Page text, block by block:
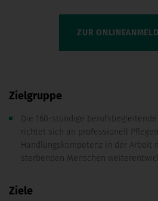
ZUR
Zielgruppe
Die 160-stündige
richtet sich an professionell
Handlungskompetenz in der Arbeit
sterbenden Menschen
Ziele